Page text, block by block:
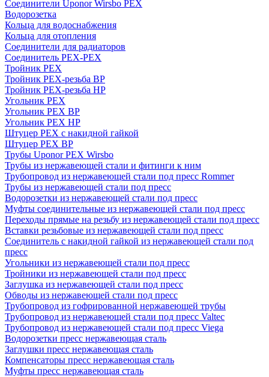
Соединители Uponor Wirsbo PEX
Водорозетка
Кольца для водоснабжения
Кольца для отопления
Соединители для радиаторов
Соединитель PEX-PEX
Тройник PEX
Тройник PEX-резьба ВР
Тройник PEX-резьба НР
Угольник PEX
Угольник PEX ВР
Угольник PEX НР
Штуцер PEX c накидной гайкой
Штуцер PEX ВР
Трубы Uponor PEX Wirsbo
Трубы из нержавеющей стали и фитинги к ним
Трубопровод из нержавеющей стали под пресс Rommer
Трубы из нержавеющей стали под пресс
Водорозетки из нержавеющей стали под пресс
Муфты соединительные из нержавеющей стали под пресс
Переходы прямые на резьбу из нержавеющей стали под пресс
Вставки резьбовые из нержавеющей стали под пресс
Соединитель с накидной гайкой из нержавеющей стали под
пресс
Угольники из нержавеющей стали под пресс
Тройники из нержавеющей стали под пресс
Заглушка из нержавеющей стали под пресс
Обводы из нержавеющей стали под пресс
Трубопровод из гофрированной нержавеющей трубы
Трубопровод из нержавеющей стали под пресс Valtec
Трубопровод из нержавеющей стали под пресс Viega
Водорозетки пресс нержавеющая сталь
Заглушки пресс нержавеющая сталь
Компенсаторы пресс нержавеющая сталь
Муфты пресс нержавеющая сталь